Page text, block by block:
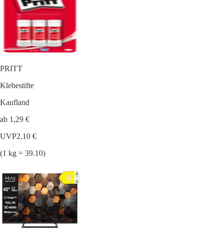
PRITT
Klebestifte
Kaufland
ab 1,29 €
UVP2,10 €
(1 kg = 39.10)